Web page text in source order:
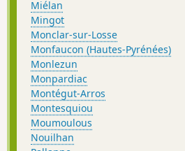
Miélan
Mingot
Monclar-sur-Losse
Monfaucon (Hautes-Pyrénées)
Monlezun
Monpardiac
Montégut-Arros
Montesquiou
Moumoulous
Nouilhan